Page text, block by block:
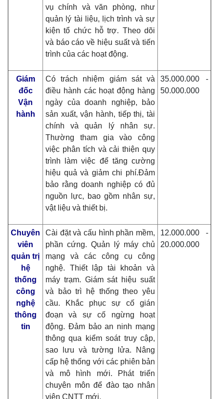
vụ chính và văn phòng, như
quản lý tài liệu, lịch trình và sự
kiện tổ chức hỗ trợ. Theo dõi
và báo cáo về hiệu suất và tiến
trình của các hoạt động.
Giám
đốc
Vận
hành
Có trách nhiệm giám sát và
điều hành các hoạt động hàng
ngày của doanh nghiệp, bảo
sản xuất, vận hành, tiếp thị, tài
chính và quản lý nhân sự.
Thường tham gia vào công
việc phân tích và cải thiện quy
trình làm việc để tăng cường
hiệu quả và giảm chi phí.Đảm
bảo rằng doanh nghiệp có đủ
nguồn lực, bao gồm nhân sự,
vật liệu và thiết bị.
35.000.000 -
50.000.000
Chuyên
viên
quản trị
hệ
thống
công
nghệ
thông
tin
Cài đặt và cấu hình phần mềm,
phần cứng. Quản lý máy chủ
mạng và các công cụ công
nghệ. Thiết lập tài khoản và
máy trạm. Giám sát hiệu suất
và bảo trì hệ thống theo yêu
cầu. Khắc phục sự cố gián
đoạn và sự cố ngừng hoạt
động. Đảm bảo an ninh mạng
thông qua kiểm soát truy cập,
sao lưu và tường lửa. Nâng
cấp hệ thống với các phiên bản
và mô hình mới. Phát triển
chuyên môn để đào tạo nhân
viên CNTT mới.
12.000.000 -
20.000.000